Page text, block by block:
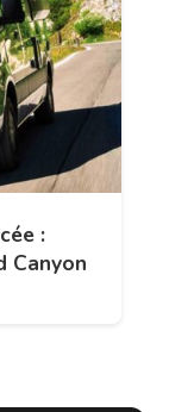
:
Canyon